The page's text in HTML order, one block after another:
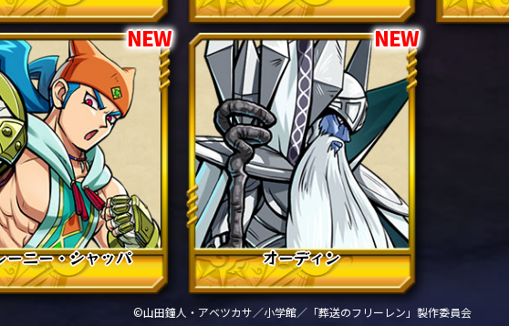
ーニー・シャッパ オーディン
©山田鐘人・アベツカサ／小学館／「葬送のフリーレン」製作委員会